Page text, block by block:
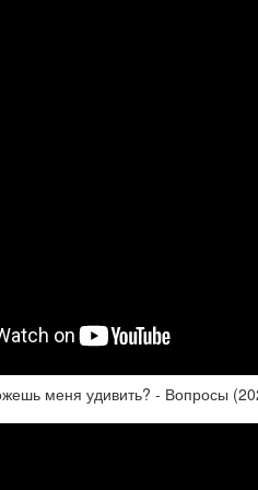
меня удивить? - Вопросы